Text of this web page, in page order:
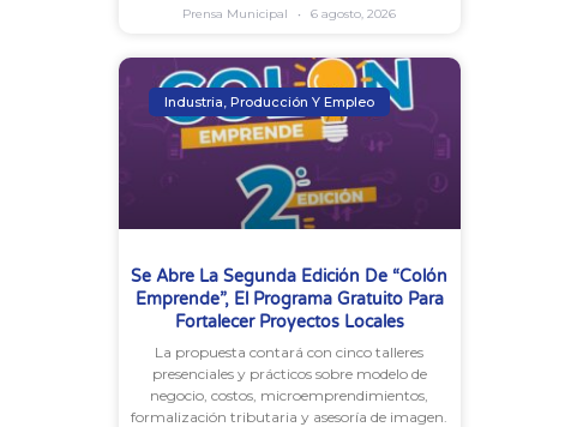
Prensa Municipal 6 agosto, 2026
Industria, Producción Y Empleo
Se Abre La Segunda Edición De “Colón
Emprende”, El Programa Gratuito Para
Fortalecer Proyectos Locales
La propuesta contará con cinco talleres
presenciales y prácticos sobre modelo de
negocio, costos, microemprendimientos,
formalización tributaria y asesoría de imagen.